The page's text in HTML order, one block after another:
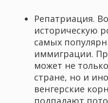
Репатриация.
историческую
самых
иммиграции.
может не
стране, но и
венгерские
подпадают